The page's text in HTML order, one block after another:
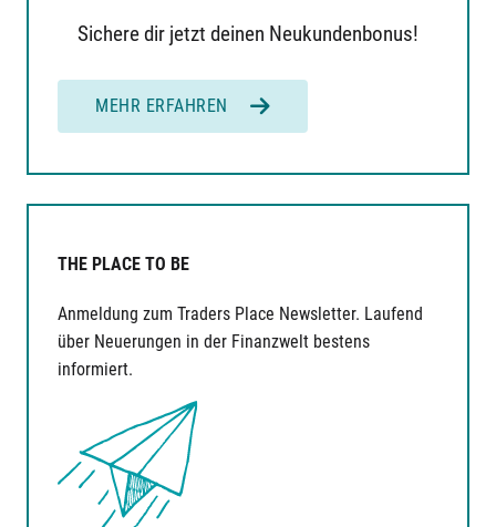
Sichere dir jetzt deinen Neukundenbonus!
MEHR ERFAHREN
THE PLACE TO BE
Anmeldung zum Traders Place Newsletter. Laufend
über Neuerungen in der Finanzwelt bestens
informiert.